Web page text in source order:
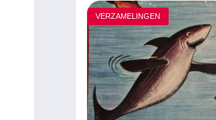
VERZAMELINGEN